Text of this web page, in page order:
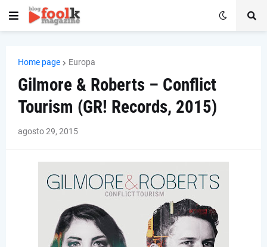
Home page Europa
Gilmore & Roberts – Conflict
Tourism (GR! Records, 2015)
agosto 29, 2015